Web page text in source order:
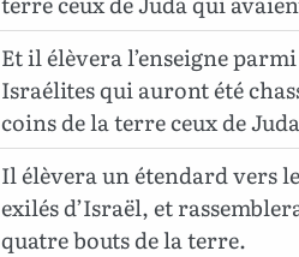
Et il élèvera l’enseigne
Israélites qui auront été
coins de la terre ceux de
Il élèvera un étendard vers
exilés d’Israël, et
quatre bouts de la terre.